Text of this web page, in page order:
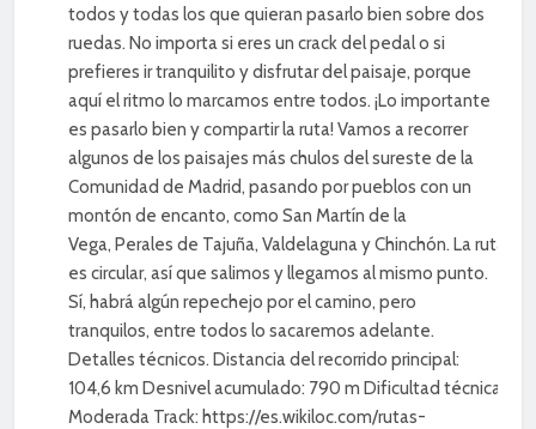
todos y todas los que quieran pasarlo bien sobre dos
ruedas. No importa si eres un crack del pedal o si
prefieres ir tranquilito y disfrutar del paisaje, porque
aquí el ritmo lo marcamos entre todos. ¡Lo importante
es pasarlo bien y compartir la ruta! Vamos a recorrer
algunos de los paisajes más chulos del sureste de la
Comunidad de Madrid, pasando por pueblos con un
montón de encanto, como San Martín de la
Vega, Perales de Tajuña, Valdelaguna y Chinchón. La ruta
es circular, así que salimos y llegamos al mismo punto.
Sí, habrá algún repechejo por el camino, pero
tranquilos, entre todos lo sacaremos adelante.
Detalles técnicos. Distancia del recorrido principal:
104,6 km Desnivel acumulado: 790 m Dificultad técnica:
Moderada Track: https://es.wikiloc.com/rutas-